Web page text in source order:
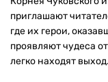
приглашают
где их герои,
проявляют чудеса
легко находят выход.